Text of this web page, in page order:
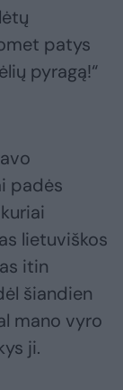
patys
pyragą!“
padės
lietuviškos
itin
šiandien
mano vyro
ji.